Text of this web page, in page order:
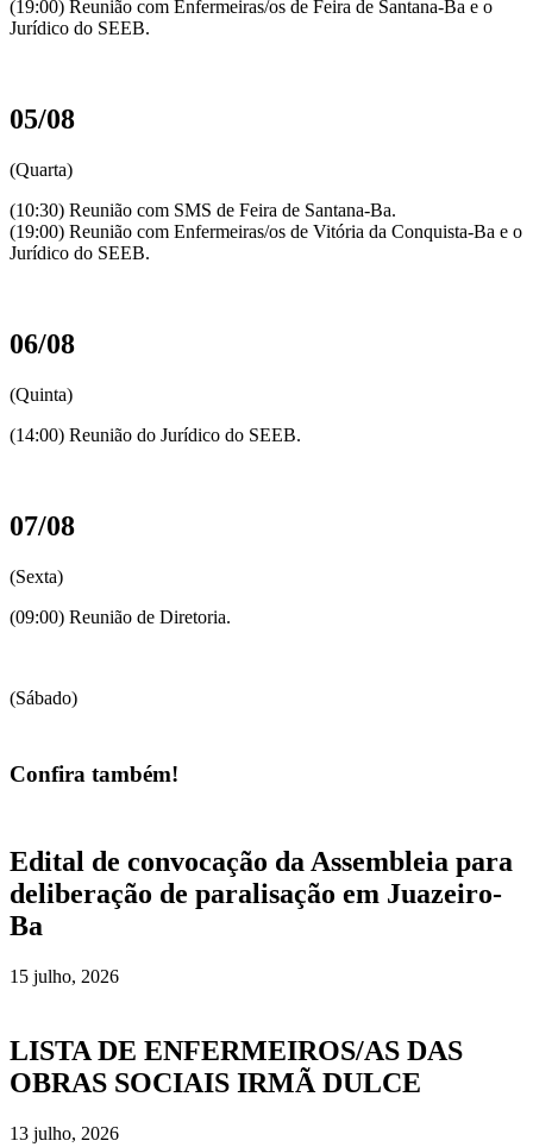
(19:00) Reunião com Enfermeiras/os de Feira de Santana-Ba e o
Jurídico do SEEB.
05/08
(Quarta)
(10:30) Reunião com SMS de Feira de Santana-Ba.
(19:00) Reunião com Enfermeiras/os de Vitória da Conquista-Ba e o
Jurídico do SEEB.
06/08
(Quinta)
(14:00) Reunião do Jurídico do SEEB.
07/08
(Sexta)
(09:00) Reunião de Diretoria.
(Sábado)
Confira também!
Edital de convocação da Assembleia para
deliberação de paralisação em Juazeiro-
Ba
15 julho, 2026
LISTA DE ENFERMEIROS/AS DAS
OBRAS SOCIAIS IRMÃ DULCE
13 julho, 2026